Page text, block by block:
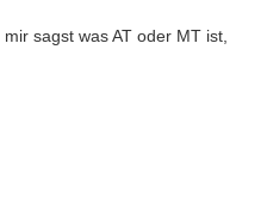
sagst was AT oder MT ist,